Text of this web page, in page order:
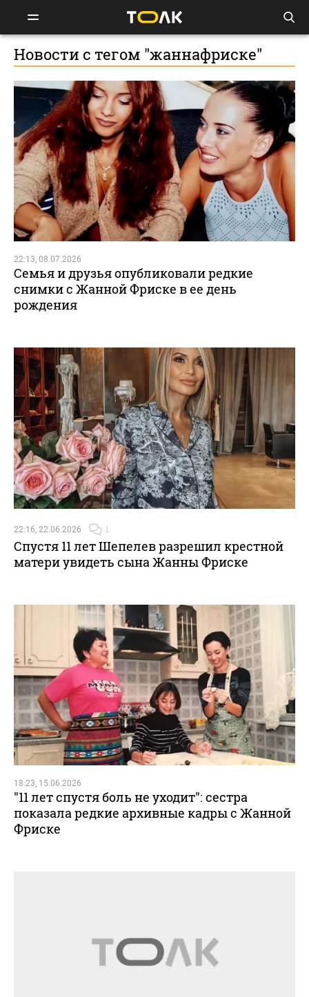
Новости с тегом "жаннафриске"
22:13, 08.07.2026
Семья и друзья опубликовали редкие
снимки с Жанной Фриске в ее день
рождения
22:16, 22.06.2026 1
Спустя 11 лет Шепелев разрешил крестной
матери увидеть сына Жанны Фриске
18:23, 15.06.2026
"11 лет спустя боль не уходит": сестра
показала редкие архивные кадры с Жанной
Фриске